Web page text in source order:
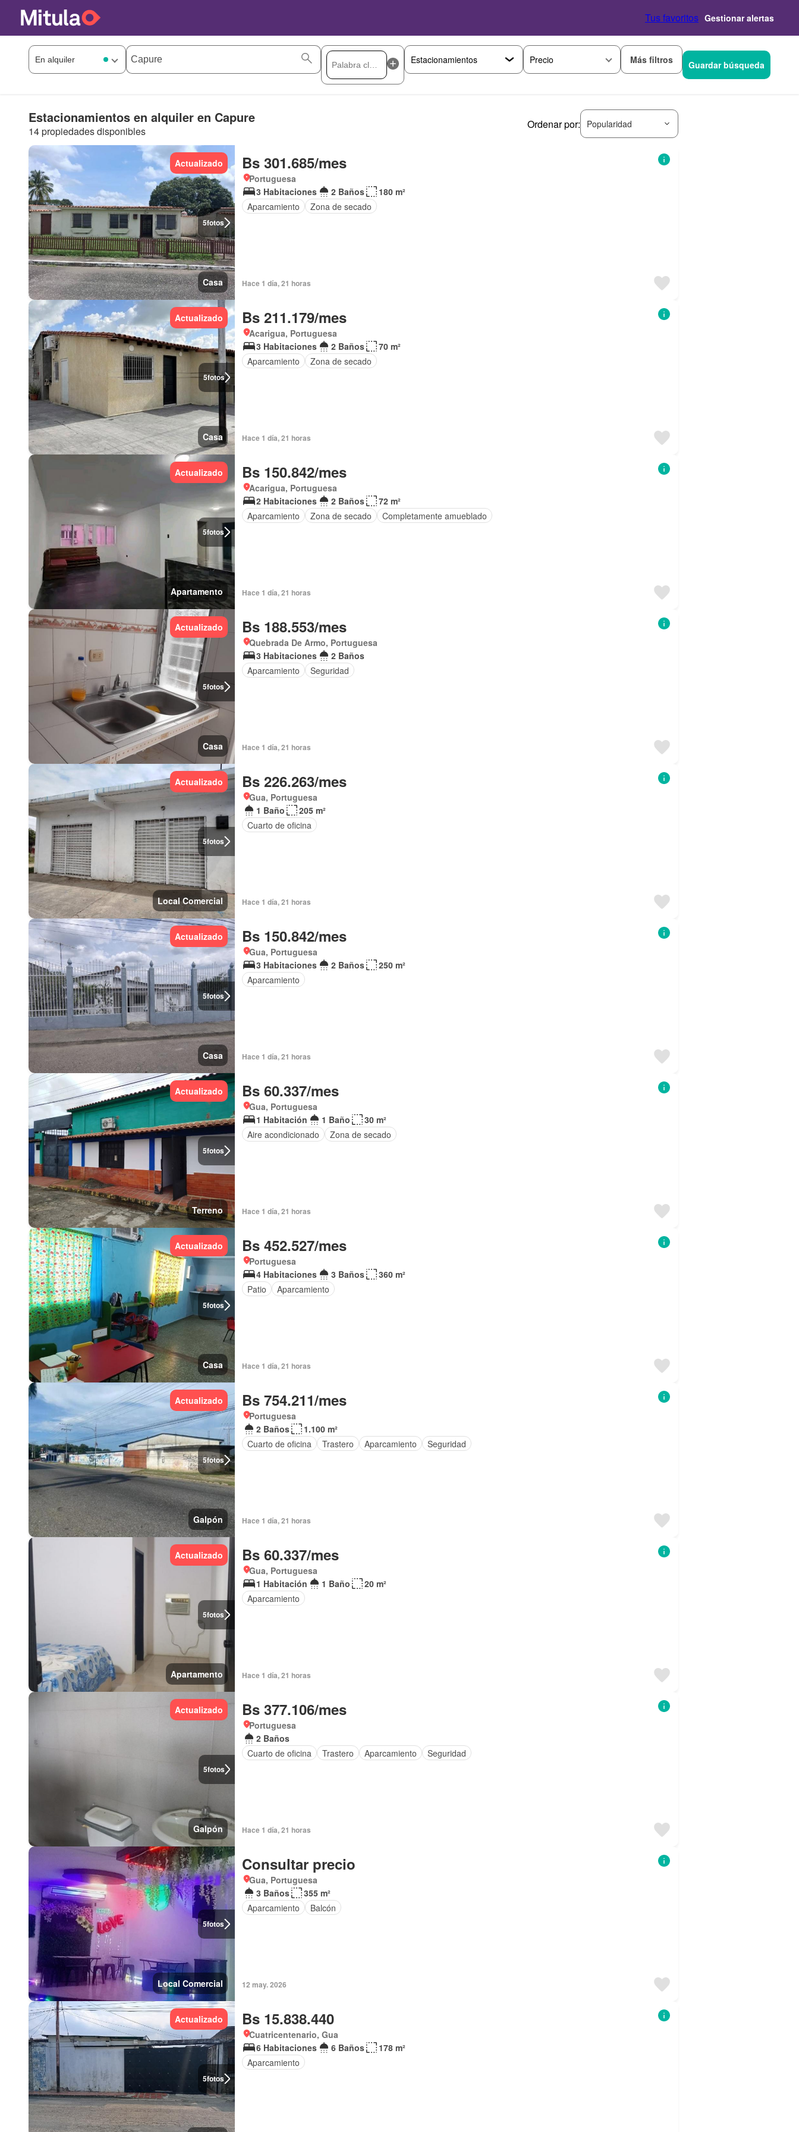
Tus favoritos Gestionar alertas
Precio Más filtros Guardar búsqueda
Estacionamientos en alquiler en Capure
14 propiedades disponibles
Ordenar por: Popularidad
5fotos
Actualizado
Casa
Bs 301.685/mes
Portuguesa
3 Habitaciones
2 Baños
180 m²
Aparcamiento
Zona de secado
Hace 1 día, 21 horas
5fotos
Actualizado
Casa
Bs 211.179/mes
Acarigua, Portuguesa
3 Habitaciones
2 Baños
70 m²
Aparcamiento
Zona de secado
Hace 1 día, 21 horas
5fotos
Actualizado
Apartamento
Bs 150.842/mes
Acarigua, Portuguesa
2 Habitaciones
2 Baños
72 m²
Aparcamiento
Zona de secado Completamente amueblado
Hace 1 día, 21 horas
5fotos
Actualizado
Casa
Bs 188.553/mes
Quebrada De Armo, Portuguesa
3 Habitaciones
2 Baños
Aparcamiento
Seguridad
Hace 1 día, 21 horas
5fotos
Actualizado
Local Comercial
Bs 226.263/mes
Gua, Portuguesa
1 Baño
205 m²
Cuarto de oficina
Hace 1 día, 21 horas
5fotos
Actualizado
Casa
Bs 150.842/mes
Gua, Portuguesa
3 Habitaciones
2 Baños
250 m²
Aparcamiento
Hace 1 día, 21 horas
5fotos
Actualizado
Terreno
Bs 60.337/mes
Gua, Portuguesa
1 Habitación
1 Baño
30 m²
Aire acondicionado
Zona de secado
Hace 1 día, 21 horas
5fotos
Actualizado
Casa
Bs 452.527/mes
Portuguesa
4 Habitaciones
3 Baños
360 m²
Patio
Aparcamiento
Hace 1 día, 21 horas
5fotos
Actualizado
Galpón
Bs 754.211/mes
Portuguesa
2 Baños
1.100 m²
Cuarto de oficina
Trastero Aparcamiento Seguridad
Hace 1 día, 21 horas
5fotos
Actualizado
Apartamento
Bs 60.337/mes
Gua, Portuguesa
1 Habitación
1 Baño
20 m²
Aparcamiento
Hace 1 día, 21 horas
5fotos
Actualizado
Galpón
Bs 377.106/mes
Portuguesa
2 Baños
Cuarto de oficina
Trastero Aparcamiento Seguridad
Hace 1 día, 21 horas
5fotos
Local Comercial
Consultar precio
Gua, Portuguesa
3 Baños
355 m²
Aparcamiento
Balcón
12 may. 2026
5fotos
Actualizado Bs 15.838.440
Cuatricentenario, Gua
6 Habitaciones
6 Baños
178 m²
Aparcamiento